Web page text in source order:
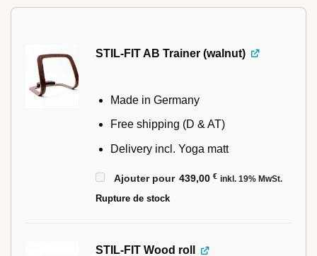
STIL-FIT AB Trainer (walnut)
Made in Germany
Free shipping (D & AT)
Delivery incl. Yoga matt
Ajouter pour 439,00 € inkl. 19% MwSt.
Rupture de stock
STIL-FIT Wood roll